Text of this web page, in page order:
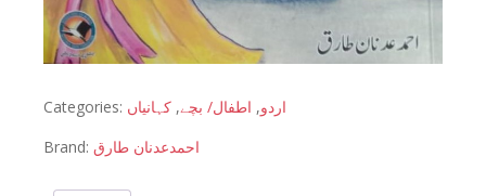
Categories: اردو, اطفال/ بچے, کہانیاں
Brand: احمدعدنان طارق